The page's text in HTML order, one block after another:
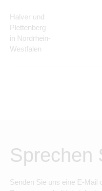
Halver und
Plettenberg
in Nordrhein-
Westfalen
Sprechen
Senden Sie uns eine E-Mail